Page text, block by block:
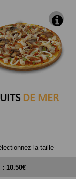
DE MER
la taille